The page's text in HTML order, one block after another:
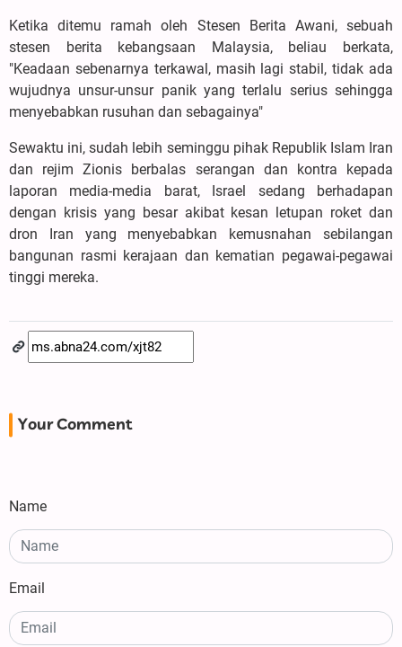
Ketika ditemu ramah oleh Stesen Berita Awani, sebuah
stesen berita kebangsaan Malaysia, beliau berkata,
"Keadaan sebenarnya terkawal, masih lagi stabil, tidak ada
wujudnya unsur-unsur panik yang terlalu serius sehingga
menyebabkan rusuhan dan sebagainya"
Sewaktu ini, sudah lebih seminggu pihak Republik Islam Iran
dan rejim Zionis berbalas serangan dan kontra kepada
laporan media-media barat, Israel sedang berhadapan
dengan krisis yang besar akibat kesan letupan roket dan
dron Iran yang menyebabkan kemusnahan sebilangan
bangunan rasmi kerajaan dan kematian pegawai-pegawai
tinggi mereka.
Your Comment
Name
Email